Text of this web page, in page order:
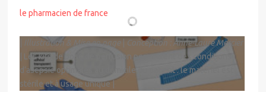
le pharmacien de france
Illustration & Mise en page
Conception : Anne-Laure Mercier
| Les kits de pose de perfusion permettent des conditions
d’asepsie optimales au domicile du patient : le matériel est
stérile et à usage unique |